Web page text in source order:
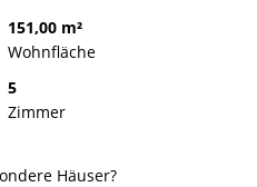
151,00 m²
Wohnfläche
5
Zimmer
Häuser?